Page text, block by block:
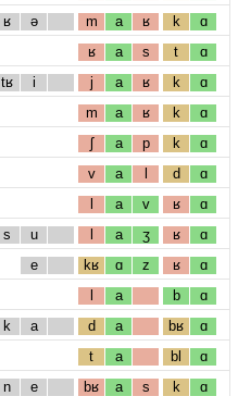
ʁ ə m a ʁ k ɑ
ʁ a s t ɑ
tʁ i j a ʁ k ɑ
m a ʁ k ɑ
ʃ a p k ɑ
v a l d ɑ
l a v ʁ ɑ
s u l a ʒ ʁ ɑ
e kʁ ɑ z ʁ ɑ
l a b ɑ
k a d a bʁ ɑ
t a bl ɑ
n e bʁ a s k ɑ